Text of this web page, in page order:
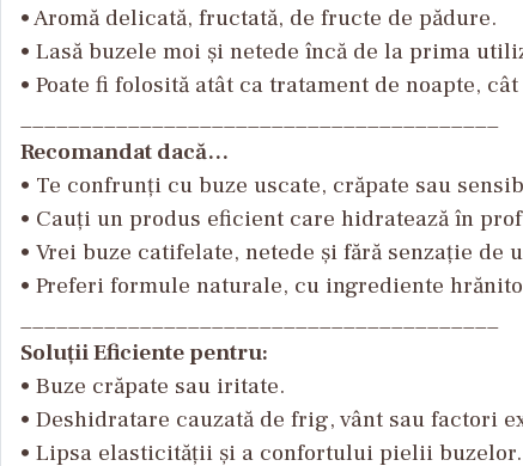
• Aromă delicată, fructată, de fructe de pădure.
• Lasă buzele moi și netede încă de la prima
• Poate fi folosită atât ca tratament de noapte,
Recomandat dacă…
• Te confrunți cu buze uscate, crăpate sau
• Cauți un produs eficient care hidratează în
• Vrei buze catifelate, netede și fără senzație de
• Preferi formule naturale, cu ingrediente
Soluții Eficiente pentru:
• Buze crăpate sau iritate.
• Deshidratare cauzată de frig, vânt sau factori
• Lipsa elasticității și a confortului pielii buzelor.